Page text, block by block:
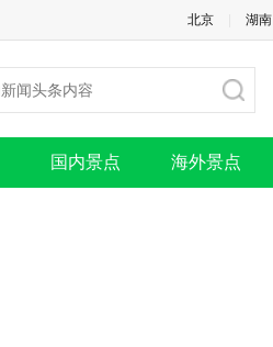
北京 湖南
国内景点 海外景点